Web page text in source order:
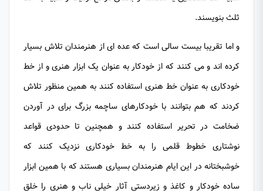
ثلث بنویسند.
و اما تقریبا بیست سالی است که عده ای از هنرمندان تلاش بسیار
کرده اند و می کنند که از خودکار به عنوان یک ابزار هنری و از خط
خودکاری به عنوان خط هنری استفاده کنند به همین منظور تلاش
کردند که هم بتوانند با خودکارهای ساچمه بزرگ برای در آوردن
ضخامت در تحریر استفاده کنند و همچنین تا حدودی قواعد
نوشتاری خطوط قلمی را به خط خودکاری نزدیک کنند که
خوشبختانه در این ایام هنرمندان بسیاری هستند که با همین ابزار
ساده خودکار و کاغذ و زیردستی آثار خیلی ناب و هنری را خلق